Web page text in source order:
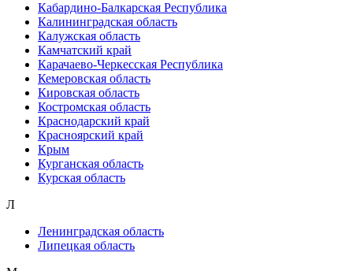
Кабардино-Балкарская Республика
Калининградская область
Калужская область
Камчатский край
Карачаево-Черкесская Республика
Кемеровская область
Кировская область
Костромская область
Краснодарский край
Красноярский край
Крым
Курганская область
Курская область
Л
Ленинградская область
Липецкая область